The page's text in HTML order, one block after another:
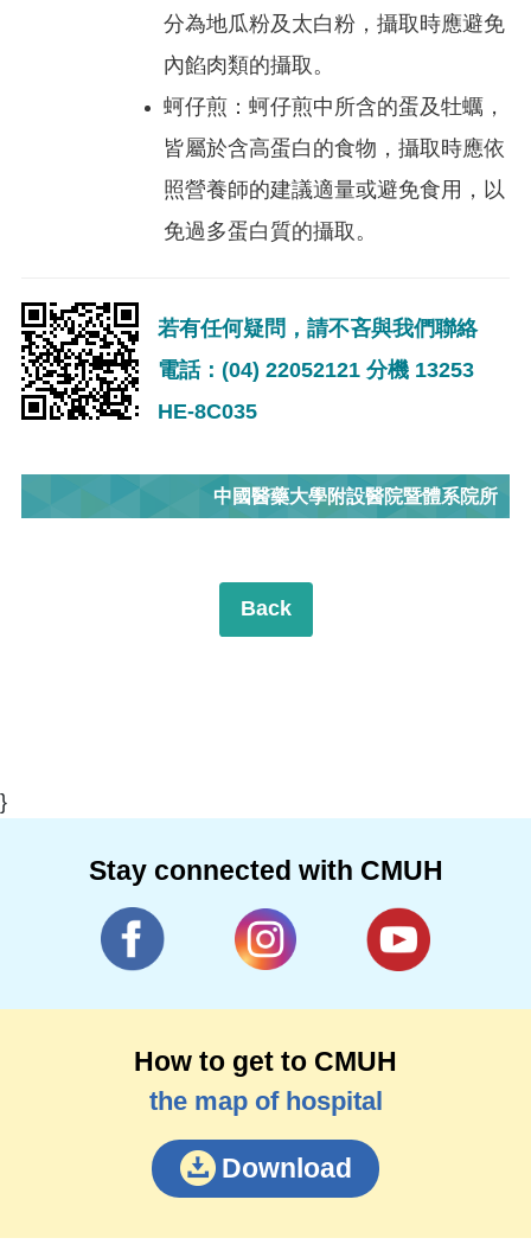
分為地瓜粉及太白粉，攝取時應避免
內餡肉類的攝取。
蚵仔煎：蚵仔煎中所含的蛋及牡蠣，
皆屬於含高蛋白的食物，攝取時應依
照營養師的建議適量或避免食用，以
免過多蛋白質的攝取。
若有任何疑問，請不吝與我們聯絡
電話：(04) 22052121 分機 13253
HE-8C035
中國醫藥大學附設醫院暨體系院所
Back
}
Stay connected with CMUH
How to get to CMUH
the map of hospital
Download